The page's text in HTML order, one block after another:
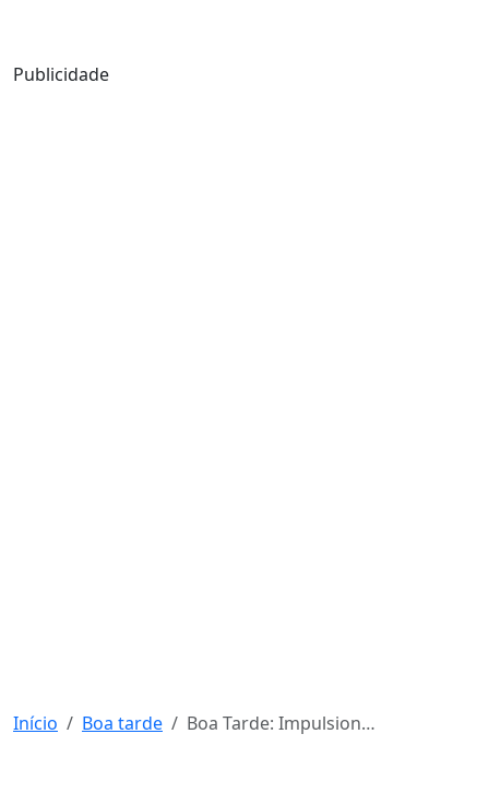
Publicidade
Início Boa tarde Boa Tarde: Impulsione Sua Produtividade e Alcance o Sucesso!